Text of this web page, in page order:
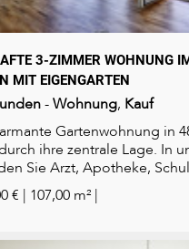
3-ZIMMER WOHNUNG
MIT EIGENGARTEN
-Wohnung, Kauf
Gartenwohnung in
ihre zentrale Lage. In
Sie Arzt, Apotheke,
€ | 107,00 m² |